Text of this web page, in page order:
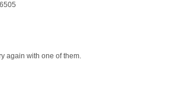
again with one of them.